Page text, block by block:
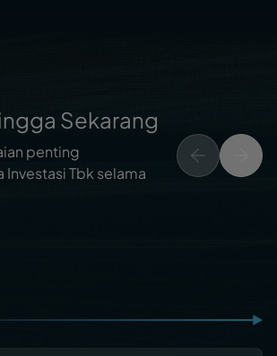
Sekarang
penting
Investasi Tbk selama